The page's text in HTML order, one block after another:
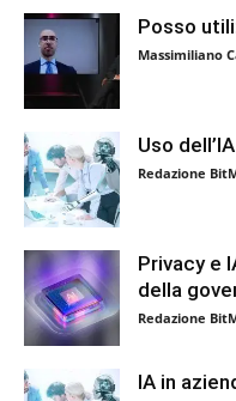
Posso
Massimiliano
Uso
Redazione
Privacy e
della
Redazione
IA in